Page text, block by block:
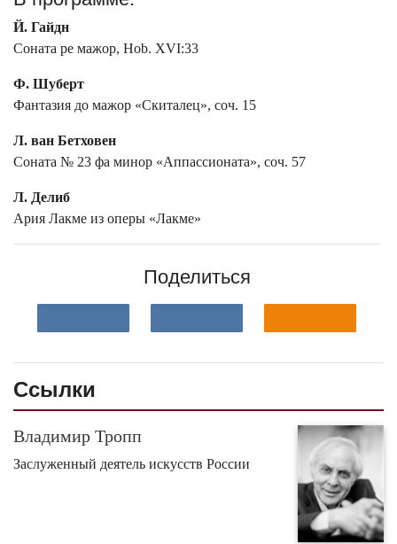
Й. Гайдн
Соната ре мажор, Hob. XVI:33
Ф. Шуберт
Фантазия до мажор «Скиталец», соч. 15
Л. ван Бетховен
Соната № 23 фа минор «Аппассионата», соч. 57
Л. Делиб
Ария Лакме из оперы «Лакме»
Поделиться
Ссылки
Владимир Тропп
Заслуженный деятель искусств России